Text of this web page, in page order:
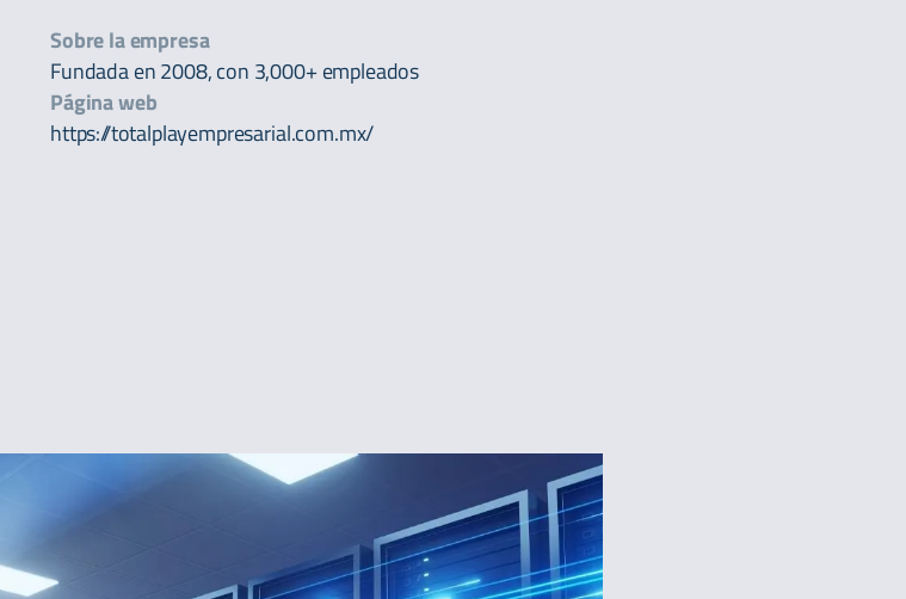
Sobre la empresa
Fundada en 2008, con 3,000+ empleados
Página web
https://totalplayempresarial.com.mx/